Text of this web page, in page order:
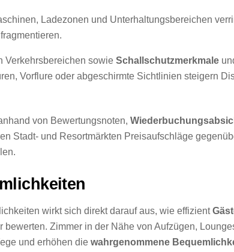
Ladezonen und Unterhaltungsbereichen
Verkehrsbereichen sowie Schallschutzmerkmale
Vorflure oder abgeschirmte Sichtlinien steigern
von Bewertungsnoten,
Stadt- und Resortmärkten Preisaufschläge
wirkt sich direkt darauf aus, wie effizient
bewerten. Zimmer in der Nähe von Aufzügen,
und erhöhen die wahrgenommene